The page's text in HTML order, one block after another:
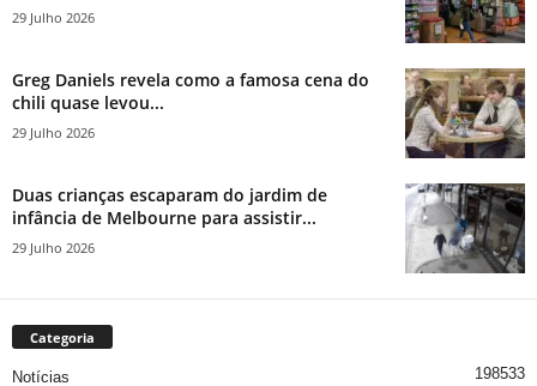
29 Julho 2026
Greg Daniels revela como a famosa cena do
chili quase levou...
29 Julho 2026
Duas crianças escaparam do jardim de
infância de Melbourne para assistir...
29 Julho 2026
Categoria
Notícias 198533